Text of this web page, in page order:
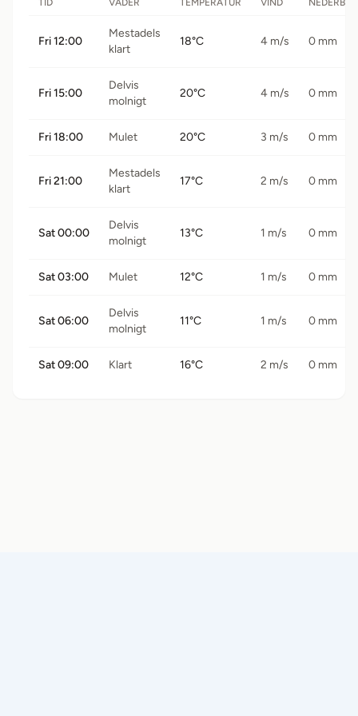
TID VÄDER TEMPERATUR VIND
Fri 12:00
Mestadels
klart
18°C 4 m/s 0 mm
Fri 15:00
Delvis
molnigt
20°C 4 m/s 0 mm
Fri 18:00 Mulet 20°C 3 m/s 0 mm
Fri 21:00
Mestadels
klart
17°C 2 m/s 0 mm
Sat 00:00
Delvis
molnigt
13°C 1 m/s 0 mm
Sat 03:00 Mulet 12°C 1 m/s 0 mm
Sat 06:00
Delvis
molnigt
11°C 1 m/s 0 mm
Sat 09:00 Klart 16°C 2 m/s 0 mm